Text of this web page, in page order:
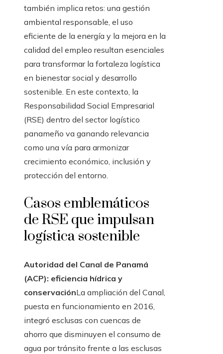
también implica retos: una gestión
ambiental responsable, el uso
eficiente de la energía y la mejora en la
calidad del empleo resultan esenciales
para transformar la fortaleza logística
en bienestar social y desarrollo
sostenible. En este contexto, la
Responsabilidad Social Empresarial
(RSE) dentro del sector logístico
panameño va ganando relevancia
como una vía para armonizar
crecimiento económico, inclusión y
protección del entorno.
Casos emblemáticos
de RSE que impulsan
logística sostenible
Autoridad del Canal de Panamá
(ACP): eficiencia hídrica y
conservaciónLa ampliación del Canal,
puesta en funcionamiento en 2016,
integró esclusas con cuencas de
ahorro que disminuyen el consumo de
agua por tránsito frente a las esclusas